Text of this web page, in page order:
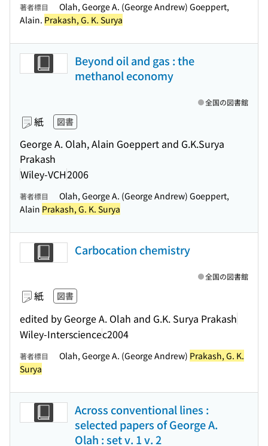
著者標目
Olah, George A. (George Andrew) Goeppert,
Alain. Prakash, G. K. Surya
Beyond oil and gas : the
methanol economy
紙 図書
George A. Olah, Alain Goeppert and G.K.Surya
Prakash
Wiley-VCH2006
全国の図書館
著者標目
Olah, George A. (George Andrew) Goeppert,
Alain Prakash, G. K. Surya
Carbocation chemistry
紙 図書
edited by George A. Olah and G.K. Surya Prakash
Wiley-Intersciencec2004
全国の図書館
著者標目 Olah, George A. (George Andrew) Prakash, G. K.
Surya
Across conventional lines :
selected papers of George A.
Olah : set v. 1 v. 2